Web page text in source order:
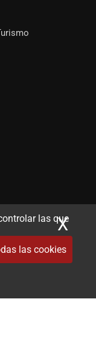
las que
las cookies
X